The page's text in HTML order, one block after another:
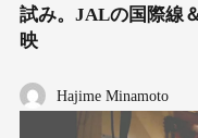
試み。JALの国際線
映
Hajime Minamoto